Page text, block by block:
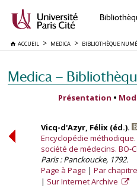
ACCUEIL MEDICA BIBLIOTHÈQUE
Medica —
Présentation •
Vicq-d'Azyr, Félix (éd.).
Encyclopédie
société de médecins. BO-
Paris : Panckoucke, 1792.
Page à Page
Par
Sur Internet Archive